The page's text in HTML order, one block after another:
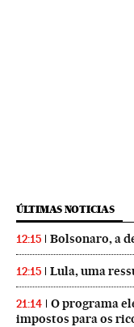
ÚLTIMAS NOTICIAS
12:15 Bolsonaro, a
12:15 Lula, uma
21:14
O programa
impostos para os